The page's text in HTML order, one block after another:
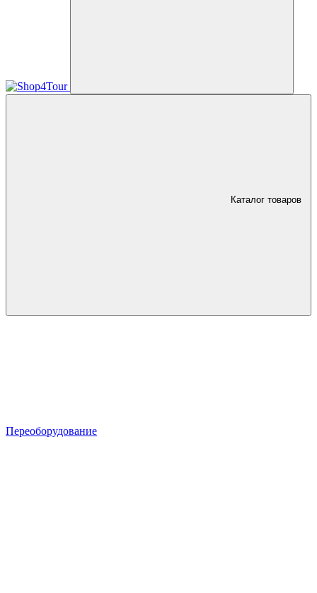
Каталог товаров
Переоборудование